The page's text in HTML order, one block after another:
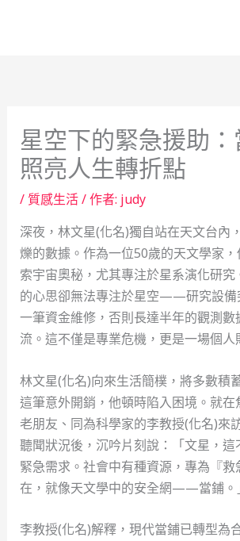
星空下的緊急援助
照亮人生轉折點
/ 質感生活/ 作者: judy
深夜，林文星(化名)獨自站在天文台內
爍的數據。作為一位50歲的天文學家
索宇宙奧秘，尤其專注於星系演化研
的心思卻無法專注於星空——研究設備
一筆資金維修，否則長達半年的觀測數
流。這不僅是專業危機，更是一場個人
林文星(化名)向來生活簡樸，將多數積
這筆意外開銷，他頓時陷入困境。就在
老朋友、同為科學家的李教授(化名)來
聽聞狀況後，沉吟片刻說：「文星，這
緊急需求。社會中有種資源，專為『
在，就像天文學中的安全網——當鋪。
李教授(化名)解釋，現代當鋪已轉型為